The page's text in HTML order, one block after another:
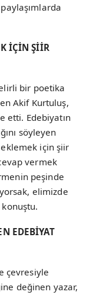
İÇİN ŞİİR
bir poetika
Akif Kurtuluş,
etti. Edebiyatın
söyleyen
için şiir
vermek
peşinde
elimizde
EDEBİYAT
çevresiyle
değinen yazar,